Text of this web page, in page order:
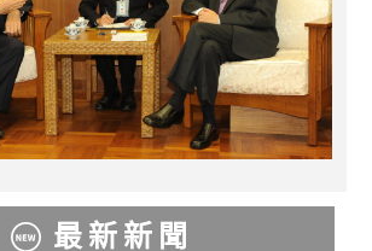
最新新聞